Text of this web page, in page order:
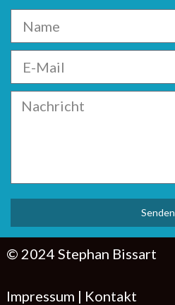
Senden
© 2024 Stephan Bissart
Impressum | Kontakt